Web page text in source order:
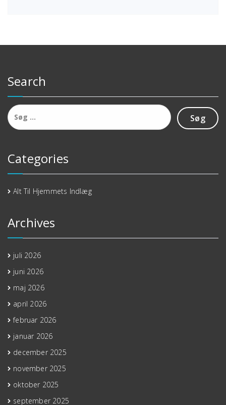
Search
Søg
efter:
Categories
Alt Til Hjemmets Indlæg
Archives
juli 2026
juni 2026
maj 2026
april 2026
februar 2026
januar 2026
december 2025
november 2025
oktober 2025
september 2025